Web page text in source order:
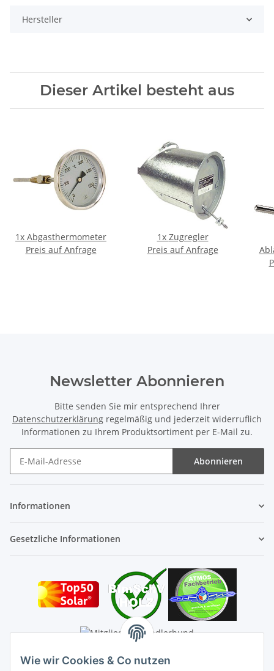
Wie wir Cookies & Co nutzen
Hersteller
Dieser Artikel besteht aus
1x Abgasthermometer
Preis auf Anfrage
1x Zugregler
Preis auf Anfrage
Newsletter Abonnieren
Bitte senden Sie mir entsprechend Ihrer
Datenschutzerklärung regelmäßig und jederzeit widerruflich
Informationen zu Ihrem Produktsortiment per E-Mail zu.
Abonnieren
Informationen
Gesetzliche Informationen